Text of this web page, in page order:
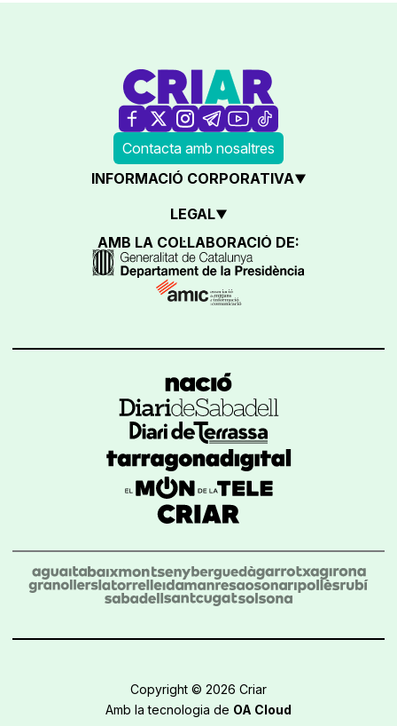
Contacta amb nosaltres
INFORMACIÓ CORPORATIVA
LEGAL
AMB LA COL·LABORACIÓ DE:
Copyright © 2026 Criar
Amb la tecnologia de OA Cloud